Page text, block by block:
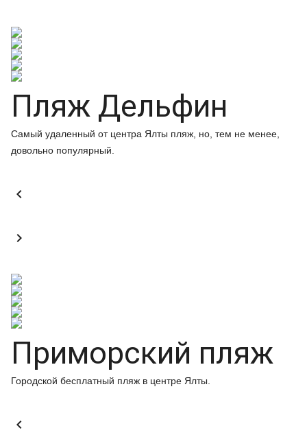
Пляж Дельфин
Самый удаленный от центра Ялты пляж, но, тем не менее,
довольно популярный.


Приморский пляж
Городской бесплатный пляж в центре Ялты.
